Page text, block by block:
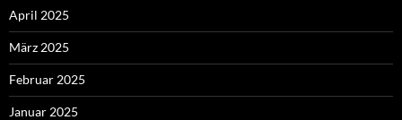
April 2025
März 2025
Februar 2025
Januar 2025